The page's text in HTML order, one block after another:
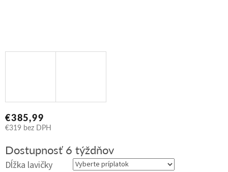
€385,99
€319 bez DPH
cena:
Dostupnosť 6 týždňov
Dĺžka lavičky